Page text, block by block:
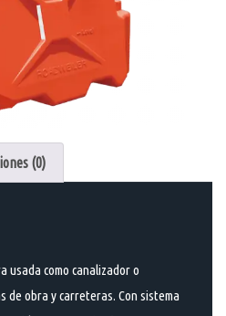
(0)
usada como canalizador o
de obra y carreteras. Con sistema